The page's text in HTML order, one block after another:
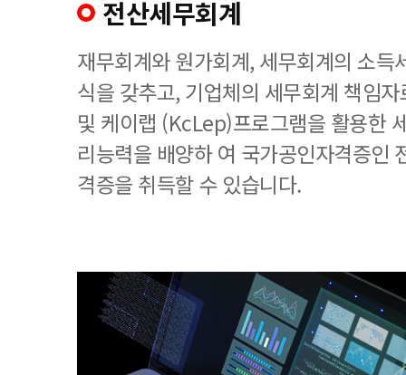
전산세무회계
재무회계와 원가회계, 세무회계의 소득
식을 갖추고, 기업체의 세무회계 책임
및 케이랩 (KcLep)프로그램을 활용한
리능력을 배양하 여 국가공인자격증인
격증을 취득할 수 있습니다.